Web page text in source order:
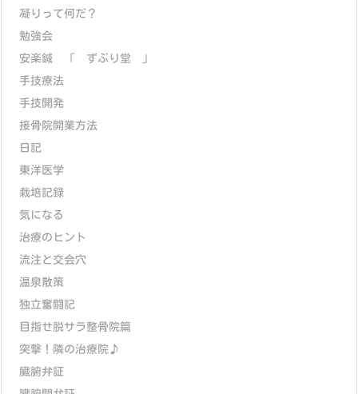
凝りって何だ？
勉強会
安楽鍼 「 ずぶり堂 」
手技療法
手技開発
接骨院開業方法
日記
東洋医学
栽培記録
気になる
治療のヒント
流注と交会穴
温泉散策
独立奮闘記
目指せ脱サラ整骨院篇
突撃！隣の治療院♪
臓腑弁証